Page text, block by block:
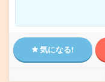
気になる!